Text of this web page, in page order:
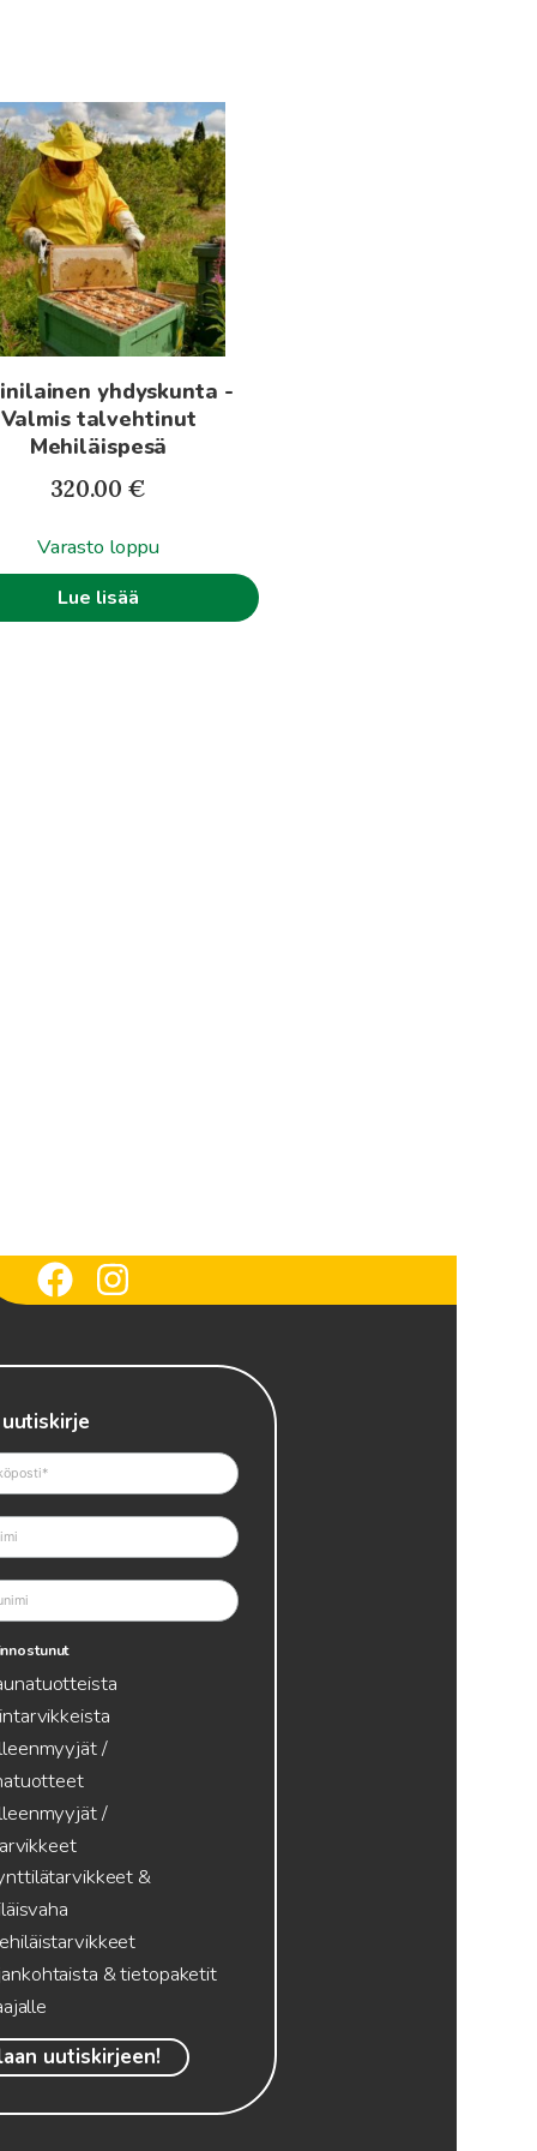
yhdyskunta -
Valmis talvehtinut
Mehiläispesä
320.00 €
Varasto loppu
Lue lisää
/
/
&
& tietopaketit